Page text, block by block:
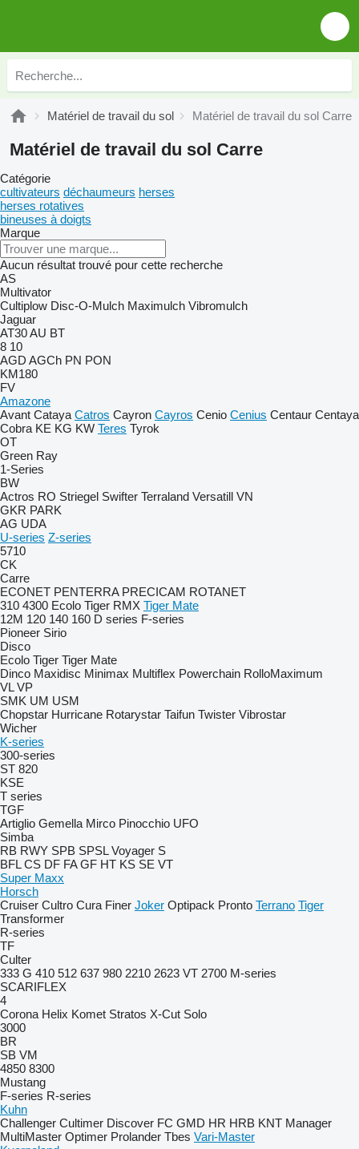
Matériel de travail du sol Matériel de travail du sol Carre
Matériel de travail du sol Carre
Catégorie
cultivateurs déchaumeurs herses
herses rotatives
bineuses à doigts
Marque
Aucun résultat trouvé pour cette recherche
AS
Multivator
Cultiplow Disc-O-Mulch Maximulch Vibromulch
Jaguar
AT30AU BT
8 10
AGD AGCh PN PON
KM180
FV
Amazone
Avant Cataya Catros Cayron Cayros Cenio Cenius Centaur Centaya
Cobra KE KG KW Teres Tyrok
OT
Green Ray
1-Series
BW
Actros RO Striegel Swifter Terraland Versatill VN
GKR PARK
AG UDA
U-series Z-series
5710
CK
Carre
ECONET PENTERRA PRECICAM ROTANET
310 4300 Ecolo Tiger RMX Tiger Mate
12M 120 140 160 D series F-series
Pioneer Sirio
Disco
Ecolo Tiger Tiger Mate
Dinco Maxidisc Minimax Multiflex Powerchain RolloMaximum
VL VP
SMK UM USM
Chopstar Hurricane Rotarystar Taifun Twister Vibrostar
Wicher
K-series
300-series
ST 820
KSE
T series
TGF
Artiglio Gemella Mirco Pinocchio UFO
Simba
RB RWY SPB SPSL Voyager S
BFL CS DF FA GF HT KS SE VT
Super Maxx
Horsch
Cruiser Cultro Cura Finer Joker Optipack Pronto Terrano Tiger
Transformer
R-series
TF
Culter
333 G 410 512 637 980 2210 2623 VT 2700 M-series
SCARIFLEX
4
Corona Helix Komet Stratos X-Cut Solo
3000
BR
SB VM
4850 8300
Mustang
F-series R-series
Kuhn
Challenger Cultimer Discover FC GMD HR HRB KNT Manager
MultiMaster Optimer Prolander Tbes Vari-Master